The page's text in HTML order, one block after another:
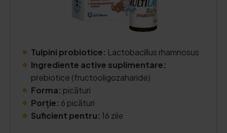
Tulpini probiotice: Lactobacillus rhamnosus
Ingrediente active suplimentare:
prebiotice (fructooligozaharide)
Forma: picături
Porție: 6 picături
Suficient pentru: 16 zile